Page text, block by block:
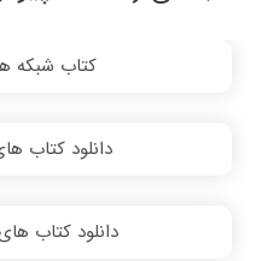
کتاب شبکه
دانلود کتاب
دانلود کتاب